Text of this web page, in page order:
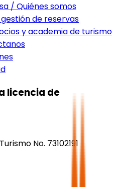
/ Quiénes somos
de reservas
y academia de turismo
licencia de
No. 73102191